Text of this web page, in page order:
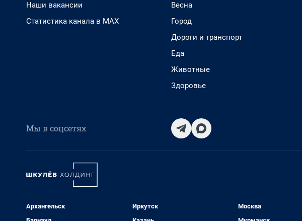
Наши вакансии
Статистика канала в MAX
Весна
Город
Дороги и транспорт
Еда
Животные
Здоровье
Мы в соцсетях
Архангельск
Иркутск
Москва